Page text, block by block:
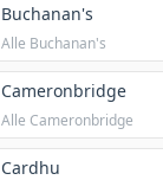
Buchanan's
Alle Buchanan's
Cameronbridge
Alle Cameronbridge
Cardhu